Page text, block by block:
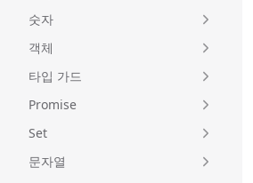
숫자
객체
타입 가드
Promise
Set
문자열